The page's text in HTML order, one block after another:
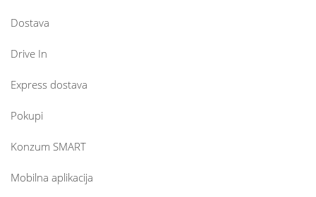
Dostava
Drive In
Express dostava
Pokupi
Konzum SMART
Mobilna aplikacija